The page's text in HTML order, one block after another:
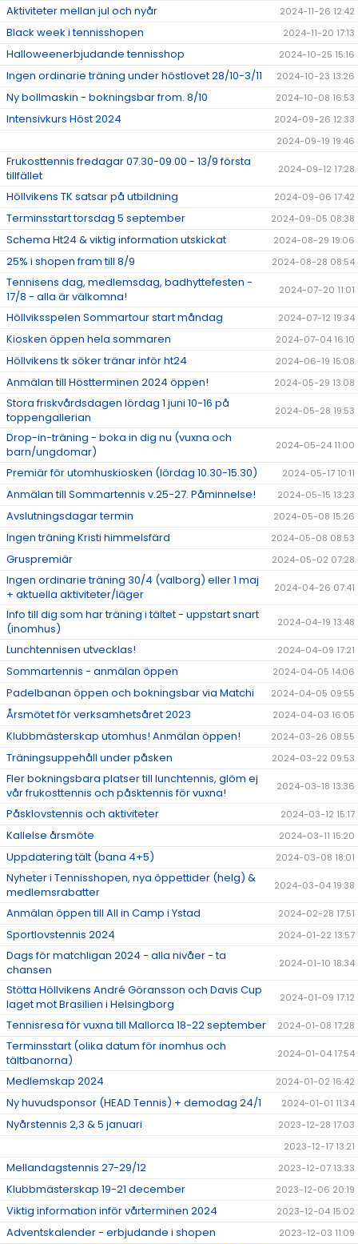
Aktiviteter mellan jul och nyår 2024-11-26 12:42
Black week i tennisshopen 2024-11-20 17:13
Halloweenerbjudande tennisshop 2024-10-25 15:16
Ingen ordinarie träning under höstlovet 28/10-3/11 2024-10-23 13:26
Ny bollmaskin - bokningsbar from. 8/10 2024-10-08 16:53
Intensivkurs Höst 2024
2024-09-26 12:33
2024-09-19 19:46
Frukosttennis fredagar 07.30-09.00 - 13/9 första
tillfället
2024-09-12 17:28
Höllvikens TK satsar på utbildning 2024-09-06 17:42
Terminsstart torsdag 5 september 2024-09-05 08:38
Schema Ht24 & viktig information utskickat 2024-08-29 19:06
25% i shopen fram till 8/9 2024-08-28 08:54
Tennisens dag, medlemsdag, badhyttefesten -
17/8 - alla är välkomna!
2024-07-20 11:01
Höllviksspelen Sommartour start måndag 2024-07-12 19:34
Kiosken öppen hela sommaren 2024-07-04 16:10
Höllvikens tk söker tränar inför ht24 2024-06-19 15:08
Anmälan till Höstterminen 2024 öppen! 2024-05-29 13:08
Stora friskvårdsdagen lördag 1 juni 10-16 på
toppengallerian
2024-05-28 19:53
Drop-in-träning - boka in dig nu (vuxna och
barn/ungdomar)
2024-05-24 11:00
Premiär för utomhuskiosken (lördag 10.30-15.30) 2024-05-17 10:11
Anmälan till Sommartennis v.25-27. Påminnelse! 2024-05-15 13:23
Avslutningsdagar termin 2024-05-08 15:26
Ingen träning Kristi himmelsfärd 2024-05-08 08:53
Gruspremiär 2024-05-02 07:28
Ingen ordinarie träning 30/4 (valborg) eller 1 maj
+ aktuella aktiviteter/läger
2024-04-26 07:41
Info till dig som har träning i tältet - uppstart snart
(inomhus)
2024-04-19 13:48
Lunchtennisen utvecklas! 2024-04-09 17:21
Sommartennis - anmälan öppen 2024-04-05 14:06
Padelbanan öppen och bokningsbar via Matchi 2024-04-05 09:55
Årsmötet för verksamhetsåret 2023 2024-04-03 16:05
Klubbmästerskap utomhus! Anmälan öppen! 2024-03-26 08:55
Träningsuppehåll under påsken 2024-03-22 09:53
Fler bokningsbara platser till lunchtennis, glöm ej
vår frukosttennis och påsktennis för vuxna!
2024-03-18 13:36
Påsklovstennis och aktiviteter 2024-03-12 15:17
Kallelse årsmöte 2024-03-11 15:20
Uppdatering tält (bana 4+5) 2024-03-08 18:01
Nyheter i Tennisshopen, nya öppettider (helg) &
medlemsrabatter
2024-03-04 19:38
Anmälan öppen till All in Camp i Ystad 2024-02-28 17:51
Sportlovstennis 2024 2024-01-22 13:57
Dags för matchligan 2024 - alla nivåer - ta
chansen
2024-01-10 18:34
Stötta Höllvikens André Göransson och Davis Cup
laget mot Brasilien i Helsingborg
2024-01-09 17:12
Tennisresa för vuxna till Mallorca 18-22 september 2024-01-08 17:28
Terminsstart (olika datum för inomhus och
tältbanorna)
2024-01-04 17:54
Medlemskap 2024 2024-01-02 16:42
Ny huvudsponsor (HEAD Tennis) + demodag 24/1 2024-01-01 11:34
Nyårstennis 2,3 & 5 januari
2023-12-28 17:03
2023-12-17 13:21
Mellandagstennis 27-29/12 2023-12-07 13:33
Klubbmästerskap 19-21 december 2023-12-06 20:19
Viktig information inför vårterminen 2024 2023-12-04 15:02
Adventskalender - erbjudande i shopen 2023-12-03 11:09